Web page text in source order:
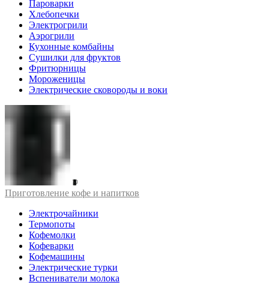
Пароварки
Хлебопечки
Электрогрили
Аэрогрили
Кухонные комбайны
Сушилки для фруктов
Фритюрницы
Мороженицы
Электрические сковороды и воки
Приготовление кофе и напитков
Электрочайники
Термопоты
Кофемолки
Кофеварки
Кофемашины
Электрические турки
Вспениватели молока